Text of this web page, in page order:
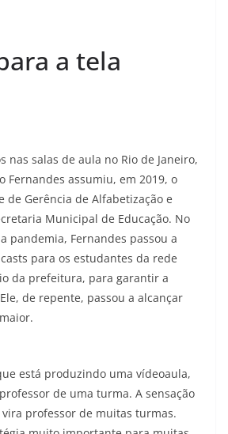
a tela
nas salas de aula no Rio de Janeiro,
Fernandes assumiu, em 2019, o
de Gerência de Alfabetização e
Municipal de Educação. No
pandemia, Fernandes passou a
para os estudantes da rede
da prefeitura, para garantir a
de repente, passou a alcançar
está produzindo uma vídeoaula,
de uma turma. A sensação
professor de muitas turmas.